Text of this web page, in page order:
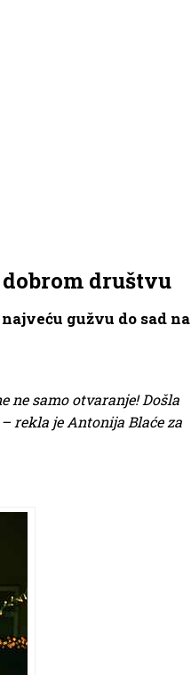
društvu
gužvu do sad na
ne samo otvaranje! Došla
rekla je Antonija Blaće za